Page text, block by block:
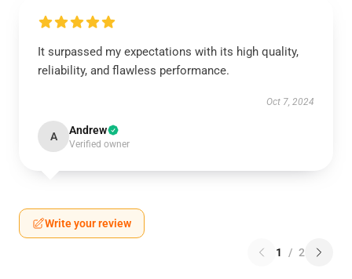
It surpassed my expectations with its high quality,
reliability, and flawless performance.
Oct 7, 2024
A Andrew
Verified owner
Write your review
1 / 2